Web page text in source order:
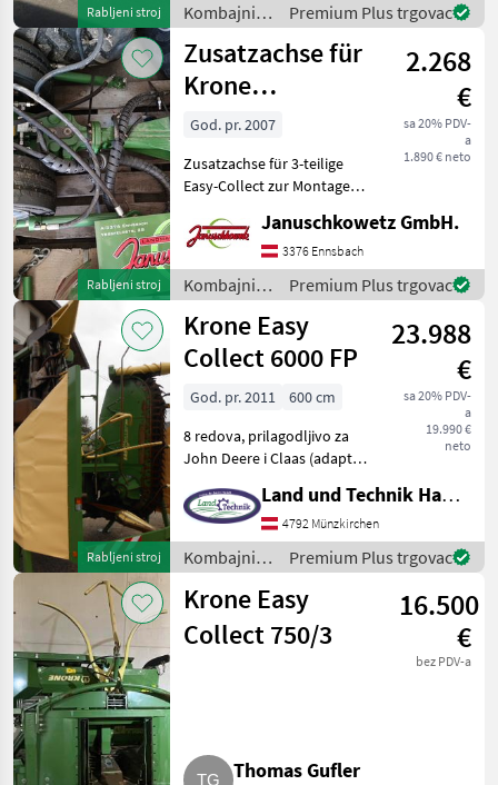
Geringhoff
New Holland
John Deere
Prikaži
sve
(30)
MODEL
EASY
COLLECT
600-2
Collect
903
EASYCOLLECT
600-2 FP
EasyCollect
750-2
EasyCollect
EASYCOLLECT
900-3
EASYCOLLECT
903
DISC
6200
Rabljeni stroj
Kombajni /
Krone
Premium Plus trgovac
Rabljeni stroj
Zusatzachse für
Krone
Feldhäcksler
2.268
€
sa 20% PDV-
a
1.890 € neto
God. pr. 2007
Zusatzachse für 3-teilige
Easy-Collect zur Montage
Feldhäcksler (ACHTUNG:
nur in Verbindung mit
Variante 1610). Durch
Anbau der Zusatzachse
wird di
Januschkowetz GmbH.
3376 Ennsbach
Kombajni /
Krone
Premium Plus trgovac
Rabljeni stroj
Krone Easy
Collect 6000 FP
23.988
€
sa 20% PDV-
a
19.990 €
neto
God. pr. 2011
600 cm
8 redova, prilagodljivo za
John Deere i Claas (adapter
New Holland serije za
minimalnu potrošnju
energije, nož od oklopa od
volframovog
Land und Technik HandelsgesmbH
4792 Münzkirchen
Kombajni /
Krone
Premium Plus trgovac
Krone Easy
Collect 750/3
16.500
€
bez PDV-a
Thomas Gufler